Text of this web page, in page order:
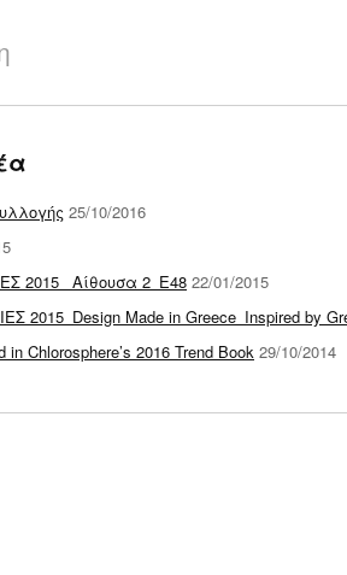
25/10/2016
2015_ Αίθουσα 2_E48 22/01/2015
2015_Design Made in Greece_Inspired by
in Chlorosphere’s 2016 Trend Book 29/10/2014